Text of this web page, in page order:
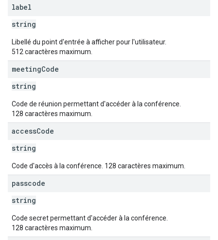
label
string
Libellé du point d'entrée à afficher pour l'utilisateur.
512 caractères maximum.
meetingCode
string
Code de réunion permettant d'accéder à la conférence.
128 caractères maximum.
accessCode
string
Code d'accès à la conférence. 128 caractères maximum.
passcode
string
Code secret permettant d'accéder à la conférence.
128 caractères maximum.